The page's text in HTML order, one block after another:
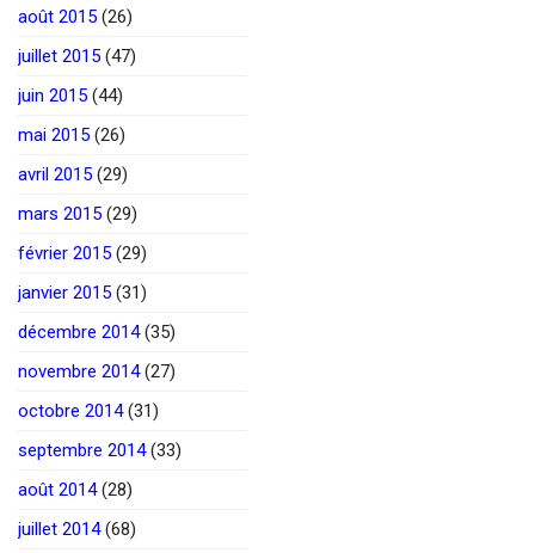
août 2015 (26)
juillet 2015 (47)
juin 2015 (44)
mai 2015 (26)
avril 2015 (29)
mars 2015 (29)
février 2015 (29)
janvier 2015 (31)
décembre 2014(35)
novembre 2014(27)
octobre 2014(31)
septembre 2014(33)
août 2014(28)
juillet 2014(68)